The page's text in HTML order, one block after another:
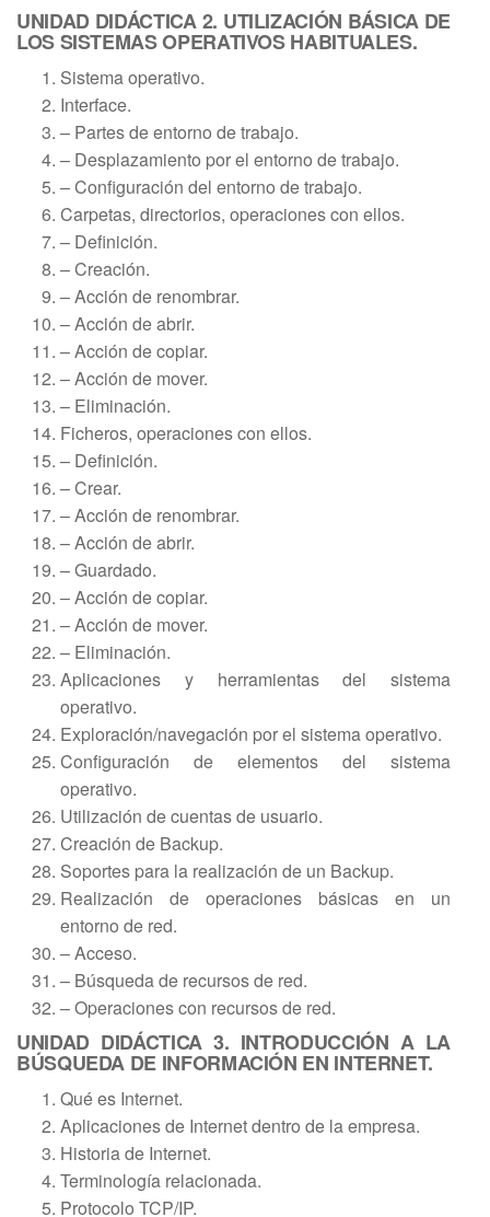
UNIDAD DIDÁCTICA 2. UTILIZACIÓN BÁSICA DE
LOS SISTEMAS OPERATIVOS HABITUALES.
Sistema operativo.
Interface.
– Partes de entorno de trabajo.
– Desplazamiento por el entorno de trabajo.
– Configuración del entorno de trabajo.
Carpetas, directorios, operaciones con ellos.
– Definición.
– Creación.
– Acción de renombrar.
– Acción de abrir.
– Acción de copiar.
– Acción de mover.
– Eliminación.
Ficheros, operaciones con ellos.
– Definición.
– Crear.
– Acción de renombrar.
– Acción de abrir.
– Guardado.
– Acción de copiar.
– Acción de mover.
– Eliminación.
Aplicaciones y herramientas del sistema
operativo.
Exploración/navegación por el sistema operativo.
Configuración de elementos del sistema
operativo.
Utilización de cuentas de usuario.
Creación de Backup.
Soportes para la realización de un Backup.
Realización de operaciones básicas en un
entorno de red.
– Acceso.
– Búsqueda de recursos de red.
– Operaciones con recursos de red.
UNIDAD DIDÁCTICA 3. INTRODUCCIÓN A LA
BÚSQUEDA DE INFORMACIÓN EN INTERNET.
Qué es Internet.
Aplicaciones de Internet dentro de la empresa.
Historia de Internet.
Terminología relacionada.
Protocolo TCP/IP.